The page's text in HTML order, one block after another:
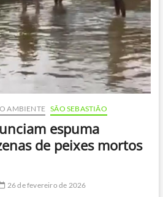
AMBIENTE SÃO SEBASTIÃO
espuma
de peixes mortos
26 de fevereiro de 2026